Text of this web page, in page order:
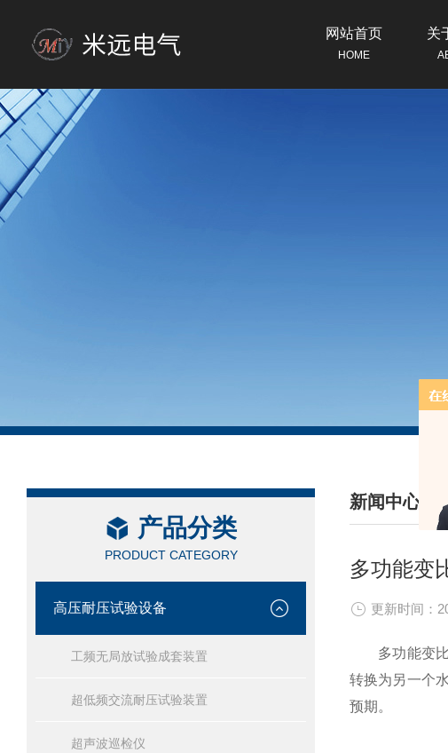
网站首页
HOME
关
产品分类
PRODUCT CATEGORY
高压耐压试验设备
工频无局放试验成套装置
超低频交流耐压试验装置
超声波巡检仪
新闻中心
/ NEWS
多功能变
更新时间：
多功能变比
转换为另一个
预期。